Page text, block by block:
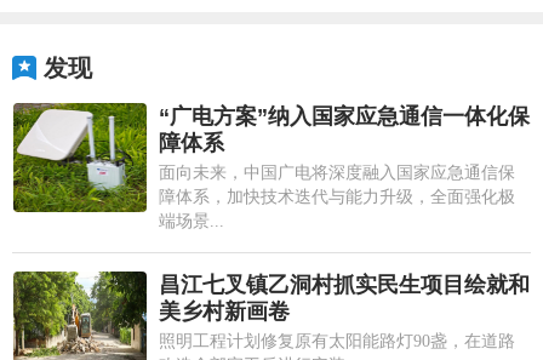
发现
“广电方案”纳入国家应急通信一体化保
障体系
面向未来，中国广电将深度融入国家应急通信保
障体系，加快技术迭代与能力升级，全面强化极
端场景...
昌江七叉镇乙洞村抓实民生项目绘就和
美乡村新画卷
照明工程计划修复原有太阳能路灯90盏，在道路